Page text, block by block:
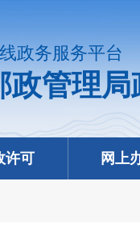
政务服务平台
政管理
许可 网上